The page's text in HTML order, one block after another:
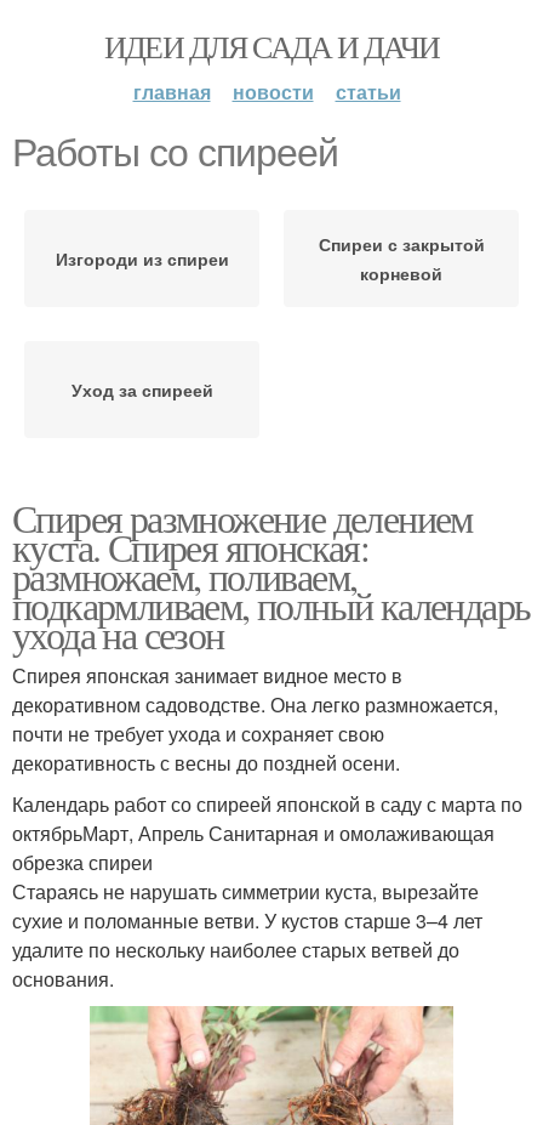
ИДЕИ ДЛЯ САДА И ДАЧИ
главная новости статьи
Работы со спиреей
Изгороди из спиреи
Спиреи с закрытой
корневой
Уход за спиреей
Спирея размножение делением
куста. Спирея японская:
размножаем, поливаем,
подкармливаем, полный календарь
ухода на сезон
Спирея японская занимает видное место в
декоративном садоводстве. Она легко размножается,
почти не требует ухода и сохраняет свою
декоративность с весны до поздней осени.
Календарь работ со спиреей японской в саду с марта по
октябрьМарт, Апрель Санитарная и омолаживающая
обрезка спиреи
Стараясь не нарушать симметрии куста, вырезайте
сухие и поломанные ветви. У кустов старше 3–4 лет
удалите по нескольку наиболее старых ветвей до
основания.